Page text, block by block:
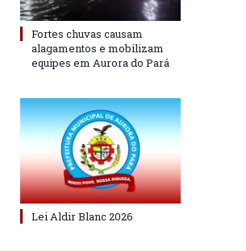
Fortes chuvas causam
alagamentos e mobilizam
equipes em Aurora do Pará
Lei Aldir Blanc 2026